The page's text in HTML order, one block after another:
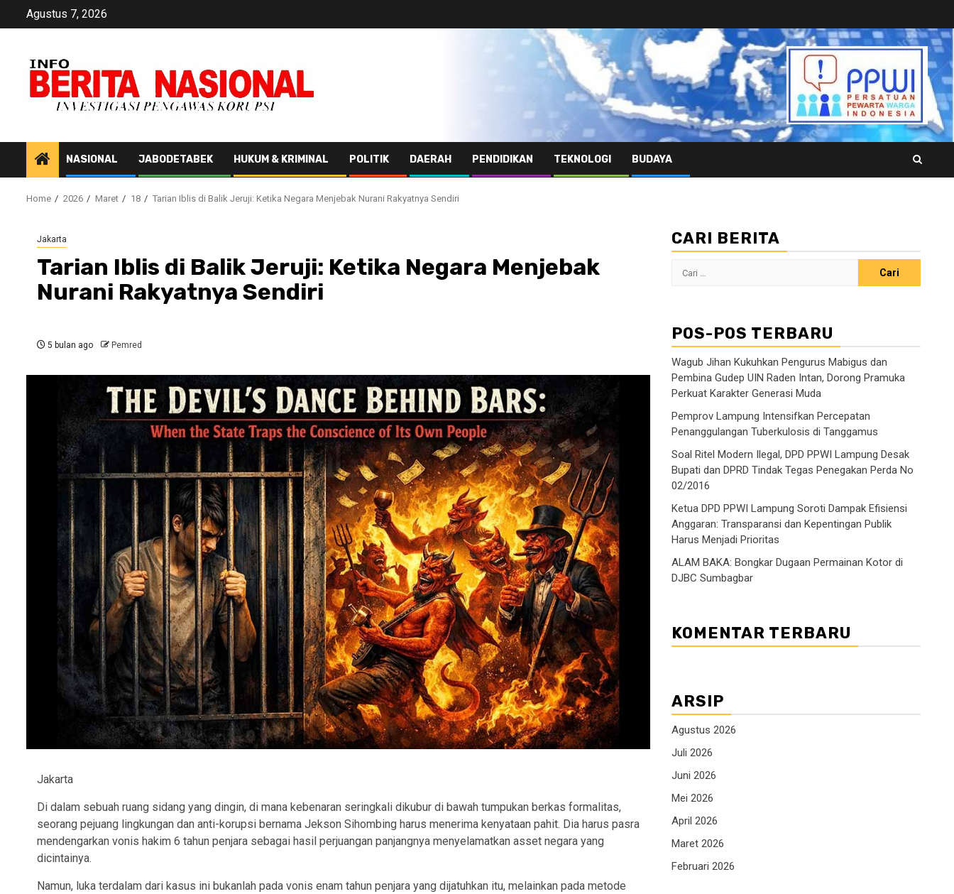
Agustus 7, 2026
NASIONAL JABODETABEK HUKUM & KRIMINAL POLITIK DAERAH PENDIDIKAN TEKNOLOGI BUDAYA
Home 2026 Maret 18 Tarian Iblis di Balik Jeruji: Ketika Negara Menjebak Nurani Rakyatnya Sendiri
Jakarta
Tarian Iblis di Balik Jeruji: Ketika Negara Menjebak
Nurani Rakyatnya Sendiri
5 bulan ago Pemred
Jakarta
Di dalam sebuah ruang sidang yang dingin, di mana kebenaran seringkali dikubur di bawah tumpukan berkas formalitas,
seorang pejuang lingkungan dan anti-korupsi bernama Jekson Sihombing harus menerima kenyataan pahit. Dia harus pasra
mendengarkan vonis hakim 6 tahun penjara sebagai hasil perjuangan panjangnya menyelamatkan asset negara yang
dicintainya.
Namun, luka terdalam dari kasus ini bukanlah pada vonis enam tahun penjara yang dijatuhkan itu, melainkan pada metode
CARI BERITA
Cari
POS-POS TERBARU
Wagub Jihan Kukuhkan Pengurus Mabigus dan
Pembina Gudep UIN Raden Intan, Dorong Pramuka
Perkuat Karakter Generasi Muda
Pemprov Lampung Intensifkan Percepatan
Penanggulangan Tuberkulosis di Tanggamus
Soal Ritel Modern Ilegal, DPD PPWI Lampung Desak
Bupati dan DPRD Tindak Tegas Penegakan Perda No
02/2016
Ketua DPD PPWI Lampung Soroti Dampak Efisiensi
Anggaran: Transparansi dan Kepentingan Publik
Harus Menjadi Prioritas
ALAM BAKA: Bongkar Dugaan Permainan Kotor di
DJBC Sumbagbar
KOMENTAR TERBARU
ARSIP
Agustus 2026
Juli 2026
Juni 2026
Mei 2026
April 2026
Maret 2026
Februari 2026